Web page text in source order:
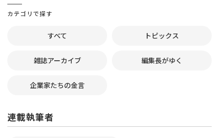
カテゴリで探す
すべて トピックス
雑誌アーカイブ 編集長がゆく
企業家たちの金言
連載執筆者